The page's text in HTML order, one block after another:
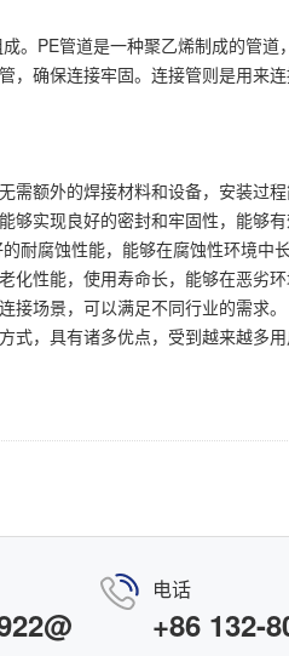
。PE管道是一种聚乙烯制成的管
确保连接牢固。连接管则是用来
额外的焊接材料和设备，安装过
实现良好的密封和牢固性，能够有
耐腐蚀性能，能够在腐蚀性环境中长
性能，使用寿命长，能够在恶劣环
场景，可以满足不同行业的需求。
式，具有诸多优点，受到越来越多
电话
+86 132-